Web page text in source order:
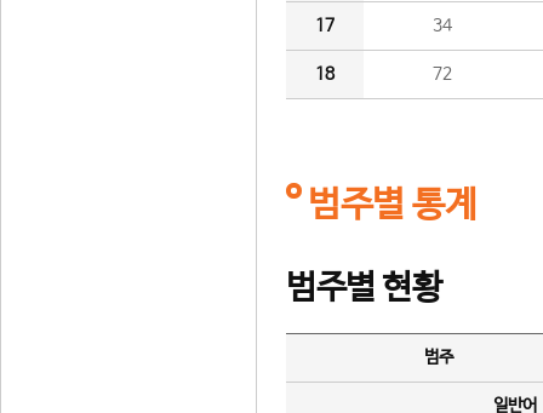
17 34
18 72
범주별 통계
범주별 현황
범주
일반어